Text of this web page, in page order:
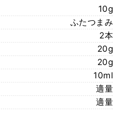
10g
ふたつまみ
2本
20g
20g
10ml
適量
適量